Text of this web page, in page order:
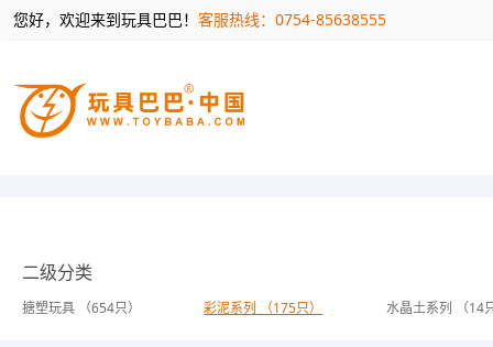
您好，欢迎来到玩具巴巴！ 客服热线：0754-85638555
二级分类
搪塑玩具 （654只） 彩泥系列 （175只） 水晶土系列 （14